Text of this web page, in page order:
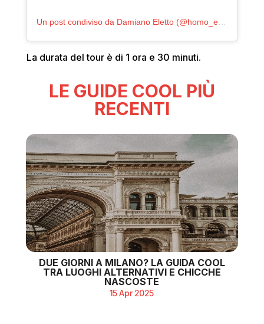
Un post condiviso da Damiano Eletto (@homo_electus)
La durata del tour è di 1 ora e 30 minuti.
LE GUIDE COOL PIÙ
RECENTI
DUE GIORNI A MILANO? LA GUIDA COOL
TRA LUOGHI ALTERNATIVI E CHICCHE
NASCOSTE
15 Apr 2025